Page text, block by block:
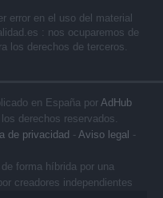
error en el uso del material
: nos ocuparemos de
los derechos de terceros.
en España por AdHub
derechos reservados.
de privacidad - Aviso legal -
forma híbrida por una
creadores independientes